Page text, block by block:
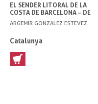
EL SENDER LITORAL DE LA
COSTA DE BARCELONA – DE
BARCELONA A LA COSTA BRAVA
ARGEMIR GONZALEZ ESTEVEZ
Catalunya